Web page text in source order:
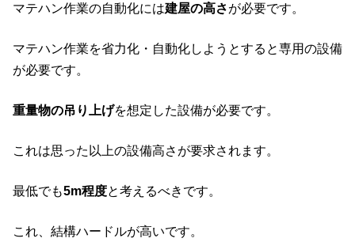
マテハン作業の自動化には建屋の高さが必要です。
マテハン作業を省力化・自動化しようとすると専用の設備
が必要です。
重量物の吊り上げを想定した設備が必要です。
これは思った以上の設備高さが要求されます。
最低でも5m程度と考えるべきです。
これ、結構ハードルが高いです。